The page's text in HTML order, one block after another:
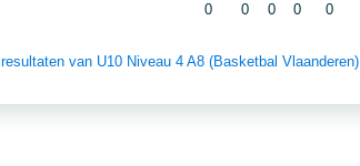
0 0 0 0 0
van U10 Niveau 4 A8 (Basketbal Vlaanderen)